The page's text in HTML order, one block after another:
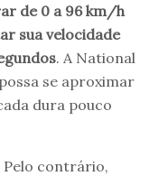
de 0 a 96 km/h
sua velocidade
. A National
se aproximar
dura pouco
Pelo contrário,